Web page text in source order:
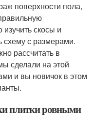
поверхности пола,
скосы и
схему с размерами.
рассчитать в
сделали на этой
и вы новичок в этом
плитки ровными